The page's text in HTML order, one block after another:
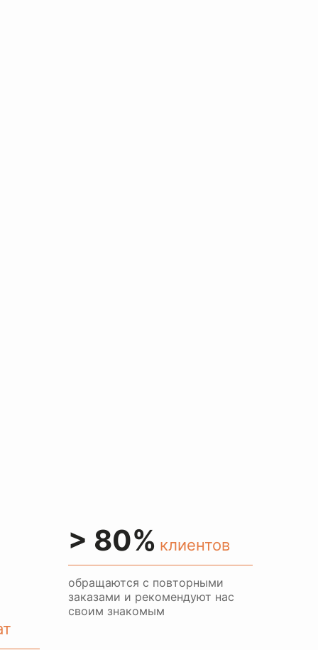
> 80%
обращаются с повторными
заказами и рекомендуют нас
своим знакомым
клиентов